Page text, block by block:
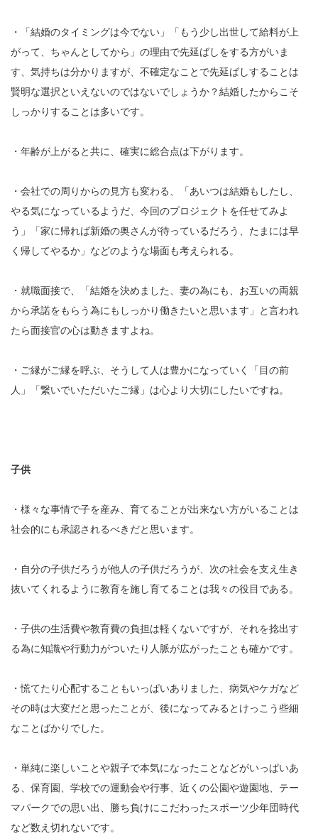
・「結婚のタイミングは今でない」「もう少し出世して給料が上
がって、ちゃんとしてから」の理由で先延ばしをする方がいま
す、気持ちは分かりますが、不確定なことで先延ばしすることは
賢明な選択といえないのではないでしょうか？結婚したからこそ
しっかりすることは多いです。
・年齢が上がると共に、確実に総合点は下がります。
・会社での周りからの見方も変わる、「あいつは結婚もしたし、
やる気になっているようだ、今回のプロジェクトを任せてみよ
う」「家に帰れば新婚の奥さんが待っているだろう、たまには早
く帰してやるか」などのような場面も考えられる。
・就職面接で、「結婚を決めました、妻の為にも、お互いの両親
から承諾をもらう為にもしっかり働きたいと思います」と言われ
たら面接官の心は動きますよね。
・ご縁がご縁を呼ぶ、そうして人は豊かになっていく「目の前
人」「繋いでいただいたご縁」は心より大切にしたいですね。
子供
・様々な事情で子を産み、育てることが出来ない方がいることは
社会的にも承認されるべきだと思います。
・自分の子供だろうが他人の子供だろうが、次の社会を支え生き
抜いてくれるように教育を施し育てることは我々の役目である。
・子供の生活費や教育費の負担は軽くないですが、それを捻出す
る為に知識や行動力がついたり人脈が広がったことも確かです。
・慌てたり心配することもいっぱいありました、病気やケガなど
その時は大変だと思ったことが、後になってみるとけっこう些細
なことばかりでした。
・単純に楽しいことや親子で本気になったことなどがいっぱいあ
る、保育園、学校での運動会や行事、近くの公園や遊園地、テー
マパークでの思い出、勝ち負けにこだわったスポーツ少年団時代
など数え切れないです。